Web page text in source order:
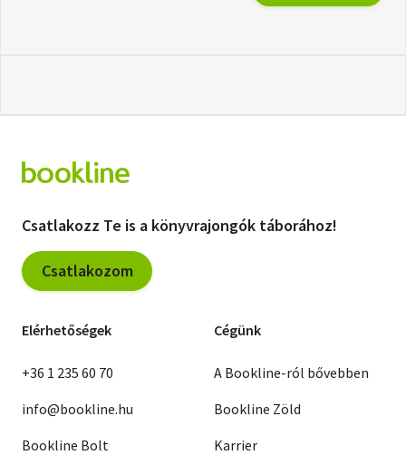
Csatlakozz Te is a könyvrajongók táborához!
Csatlakozom
Elérhetőségek
+36 1 235 60 70
info@bookline.hu
Bookline Bolt
Cégünk
A Bookline-ról bővebben
Bookline Zöld
Karrier